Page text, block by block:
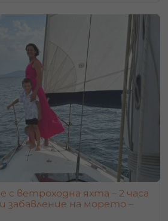
с ветроходна яхта – 2 часа
и забавление на морето –